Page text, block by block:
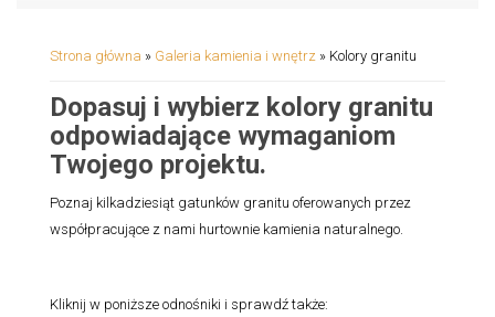
Strona główna » Galeria kamienia i wnętrz » Kolory granitu
Dopasuj i wybierz kolory granitu
odpowiadające wymaganiom
Twojego projektu.
Poznaj kilkadziesiąt gatunków granitu oferowanych przez
współpracujące z nami hurtownie kamienia naturalnego.
Kliknij w poniższe odnośniki i sprawdź także: